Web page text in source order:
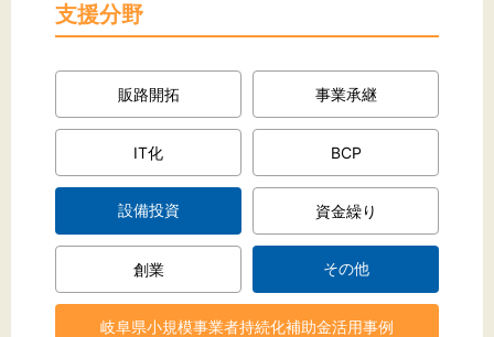
支援分野
販路開拓 事業承継
IT化 BCP
設備投資 資金繰り
創業 その他
岐阜県小規模事業者持続化補助金活用事例